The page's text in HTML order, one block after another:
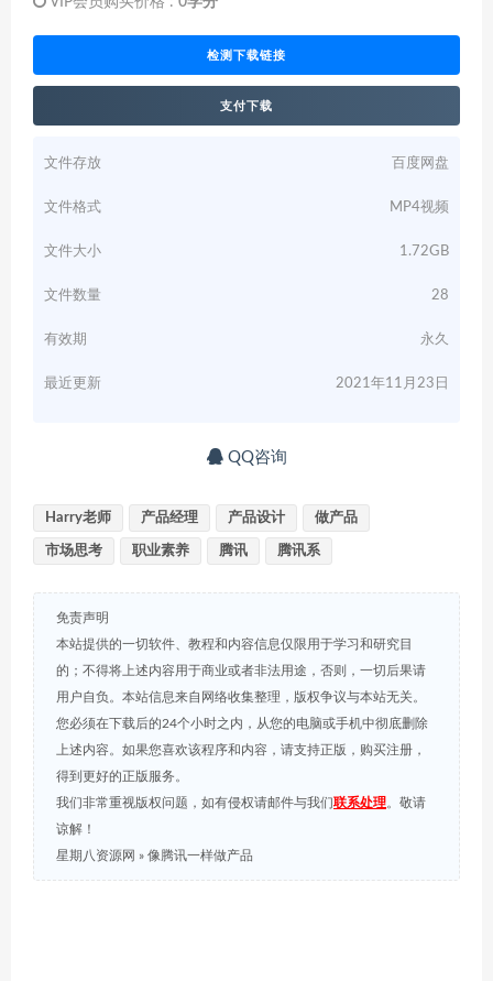
检测下载链接
支付下载
文件存放 百度网盘
文件格式 MP4视频
文件大小 1.72GB
文件数量 28
有效期 永久
最近更新 2021年11月23日
QQ咨询
Harry老师 产品经理 产品设计 做产品
市场思考 职业素养 腾讯 腾讯系
免责声明
本站提供的一切软件、教程和内容信息仅限用于学习和研究目
的；不得将上述内容用于商业或者非法用途，否则，一切后果请
用户自负。本站信息来自网络收集整理，版权争议与本站无关。
您必须在下载后的24个小时之内，从您的电脑或手机中彻底删除
上述内容。如果您喜欢该程序和内容，请支持正版，购买注册，
得到更好的正版服务。
我们非常重视版权问题，如有侵权请邮件与我们联系处理。敬请
谅解！
星期八资源网 » 像腾讯一样做产品